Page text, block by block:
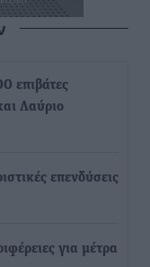
επιβάτες
Λαύριο
επενδύσεις
για μέτρα